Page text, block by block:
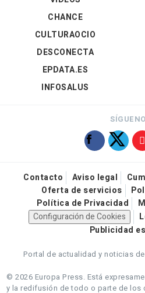
CHANCE
CULTURAOCIO
DESCONECTA
EPDATA.ES
INFOSALUS
Contacto Aviso legal
Oferta de servicios
Política de Privacidad
Configuración de Cookies
Publicidad
Portal de actualidad y noticias
© 2026 Europa Press. Está
y la redifusión de todo o parte de los